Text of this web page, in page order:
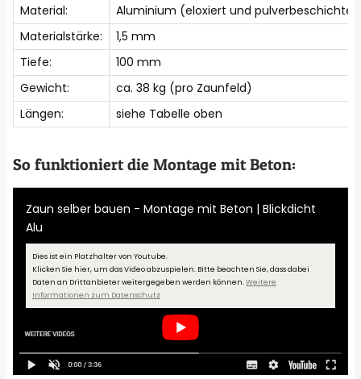
Material:
Aluminium (eloxiert und
Materialstärke:
1,5 mm
Tiefe:
100 mm
Gewicht:
ca. 38 kg (pro Zaunfeld)
Längen:
siehe Tabelle oben
So funktioniert die Montage mit Beton:
Zaun selber bauen - Montage mit Beton | Blickdicht
Alu
Dies ist ein Platzhalter von Youtube.
Klicken Sie hier, um das Video abzuspielen. Bitte beachten Sie, dass dabei
Daten an Drittanbieter weitergegeben werden können.Weitere
Informationen zum Datenschutz